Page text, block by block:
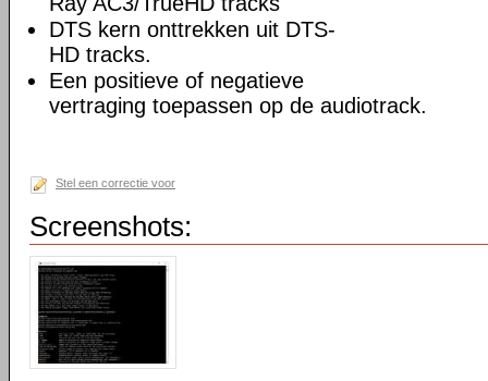
DTS kern onttrekken uit DTS-
HD tracks.
Een positieve of negatieve
vertraging toepassen op de audiotrack.
Stel een correctie voor
Screenshots: